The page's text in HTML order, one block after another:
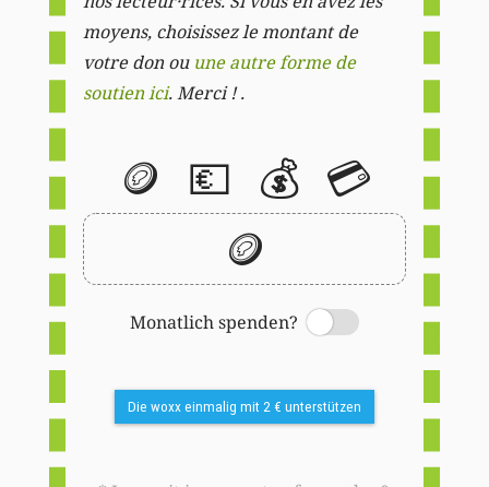
moyens, choisissez le montant de
votre don ou une autre forme de
soutien ici. Merci ! .
🪙 💶 💰 💳
🪙
Monatlich spenden?
Switch
Die woxx einmalig mit 2 € unterstützen